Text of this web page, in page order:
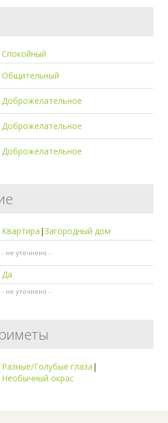
Спокойный
Общительный
Доброжелательное
Доброжелательное
Доброжелательное
Квартира |Загородный дом
- не уточнено -
Да
- не уточнено -
Разные/Голубые глаза |
Необычный окрас